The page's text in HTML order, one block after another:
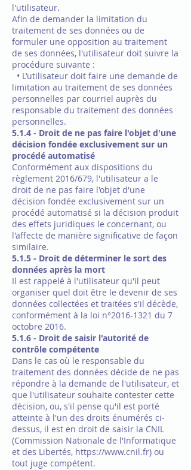
l'utilisateur.
Afin de demander la limitation du
traitement de ses données ou de
formuler une opposition au traitement
de ses données, l'utilisateur doit suivre la
procédure suivante :
• L’utilisateur doit faire une demande de
limitation au traitement de ses données
personnelles par courriel auprès du
responsable du traitement des données
personnelles.
5.1.4 - Droit de ne pas faire l'objet d'une
décision fondée exclusivement sur un
procédé automatisé
Conformément aux dispositions du
règlement 2016/679, l'utilisateur a le
droit de ne pas faire l'objet d'une
décision fondée exclusivement sur un
procédé automatisé si la décision produit
des effets juridiques le concernant, ou
l'affecte de manière significative de façon
similaire.
5.1.5 - Droit de déterminer le sort des
données après la mort
Il est rappelé à l'utilisateur qu'il peut
organiser quel doit être le devenir de ses
données collectées et traitées s'il décède,
conformément à la loi n°2016-1321 du 7
octobre 2016.
5.1.6 - Droit de saisir l'autorité de
contrôle compétente
Dans le cas où le responsable du
traitement des données décide de ne pas
répondre à la demande de l'utilisateur, et
que l'utilisateur souhaite contester cette
décision, ou, s'il pense qu'il est porté
atteinte à l'un des droits énumérés ci-
dessus, il est en droit de saisir la CNIL
(Commission Nationale de l'Informatique
et des Libertés, https://www.cnil.fr) ou
tout juge compétent.